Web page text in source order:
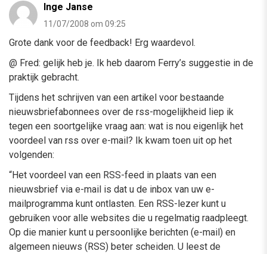
Inge Janse
11/07/2008 om 09:25
Grote dank voor de feedback! Erg waardevol.
@ Fred: gelijk heb je. Ik heb daarom Ferry’s suggestie in de
praktijk gebracht.
Tijdens het schrijven van een artikel voor bestaande
nieuwsbriefabonnees over de rss-mogelijkheid liep ik
tegen een soortgelijke vraag aan: wat is nou eigenlijk het
voordeel van rss over e-mail? Ik kwam toen uit op het
volgenden:
“Het voordeel van een RSS-feed in plaats van een
nieuwsbrief via e-mail is dat u de inbox van uw e-
mailprogramma kunt ontlasten. Een RSS-lezer kunt u
gebruiken voor alle websites die u regelmatig raadpleegt.
Op die manier kunt u persoonlijke berichten (e-mail) en
algemeen nieuws (RSS) beter scheiden. U leest de